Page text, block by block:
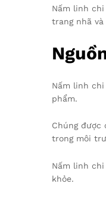
Nấm linh
trang nhã
Nấm linh
phẩm.
Chúng được
trong môi
Nấm linh
khỏe.